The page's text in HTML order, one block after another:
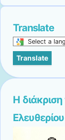
Translate
Select
a
language
to
this
Translate
Η